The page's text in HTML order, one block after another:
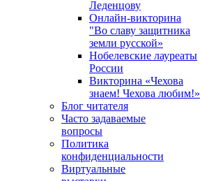
Леденцову
Онлайн-викторина
"Во славу защитника
земли русской»
Нобелевские лауреаты
России
Викторина «Чехова
знаем! Чехова любим!»
Блог читателя
Часто задаваемые
вопросы
Политика
конфиденциальности
Виртуальные